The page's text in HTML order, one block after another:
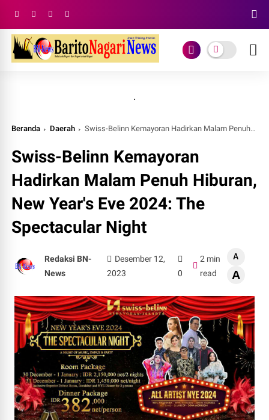
.
Beranda Daerah Swiss-Belinn Kemayoran Hadirkan Malam Penuh Hiburan, New Year's Eve 2024: The Spectacular Night
Swiss-Belinn Kemayoran
Hadirkan Malam Penuh Hiburan,
New Year's Eve 2024: The
Spectacular Night
Redaksi BN-
News
Desember 12,
2023
0
2 min
read
A
A